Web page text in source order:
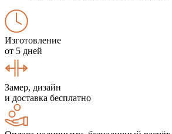
Изготовление
от 5 дней
Замер, дизайн
и доставка бесплатно